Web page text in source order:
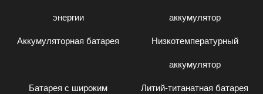
энергии аккумулятор
Аккумуляторная батарея Низкотемпературный
аккумулятор
Батарея с широким Литий-титанатная батарея